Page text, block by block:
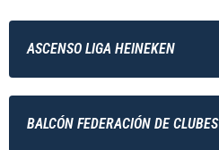
ASCENSO LIGA HEINEKEN
BALCÓN FEDERACIÓN DE CLUBES